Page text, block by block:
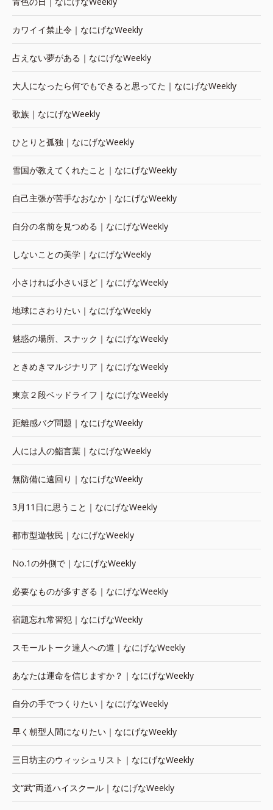
カワイイ禁止令｜なにげなWeekly
占えない夢がある｜なにげなWeekly
大人になったら何でもできると思ってた｜なにげなWeekly
歌族｜なにげなWeekly
ひとりと孤独｜なにげなWeekly
雪国が教えてくれたこと｜なにげなWeekly
自己主張が苦手なおなか｜なにげなWeekly
自分の名前を見つめる｜なにげなWeekly
しないことの美学｜なにげなWeekly
小さければ小さいほど｜なにげなWeekly
地球にさわりたい｜なにげなWeekly
魅惑の場所、スナック｜なにげなWeekly
ときめきマルジナリア｜なにげなWeekly
東京２段ベッドライフ｜なにげなWeekly
距離感バグ問題｜なにげなWeekly
人には人の鮨言葉｜なにげなWeekly
無防備に遠回り｜なにげなWeekly
3月11日に思うこと｜なにげなWeekly
都市型遊牧民｜なにげなWeekly
No.1の外側で｜なにげなWeekly
必要なものが多すぎる｜なにげなWeekly
宿題忘れ常習犯｜なにげなWeekly
スモールトーク達人への道｜なにげなWeekly
あなたは運命を信じますか？｜なにげなWeekly
自分の手でつくりたい｜なにげなWeekly
早く朝型人間になりたい｜なにげなWeekly
三日坊主のウィッシュリスト｜なにげなWeekly
文“武”両道ハイスクール｜なにげなWeekly